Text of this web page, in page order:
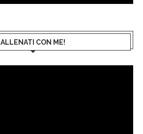
ALLENATI CON ME!